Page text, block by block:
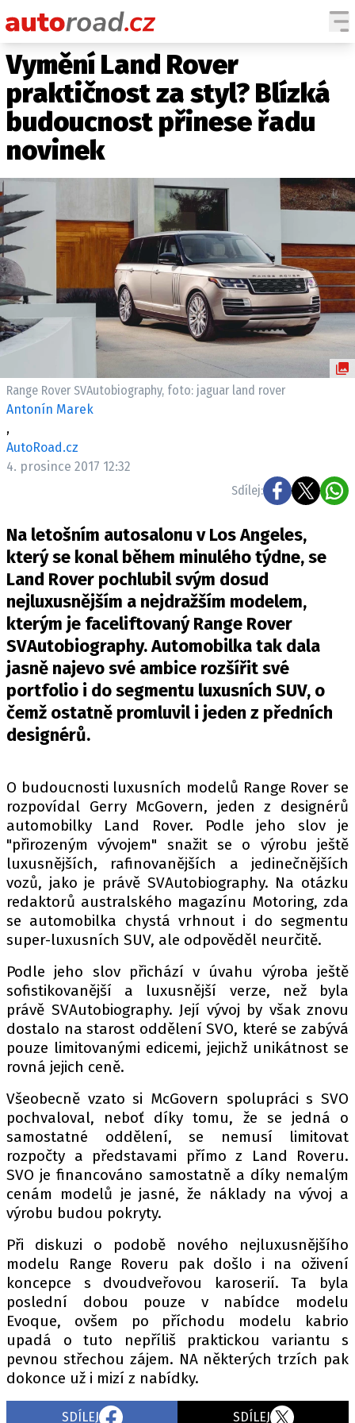
AUTA
TESTY AUT
NOVINKY
HISTORIE
ZAJÍMAVOSTI
TECHNIKA
EKONOMIKA
ČESKÝ TRH
TUNING
PROFI
ELEKTRO
TISKOVKY
ROZHOVORY
DAKAR
Z DOMOVA
ZE SVĚTA
MOTORSPORT
PIT LANE
MEZINÁRODNÍ SCÉNA
SLEDUJTE NÁS NA
Máte příběh, fotku nebo video?
Pošlete e-mail na autoroad.cz
KONTAKT
VYDAVATEL
INZERCE
OSOBNÍ ÚDAJE / COOKIES
Provozovatelem serveru autoroad.cz je
INCORP MEDIA GROUP s.r.o., IČ: 118 23 054
Vymění Land Rover
praktičnost za styl? Blízká
budoucnost přinese řadu
novinek
Range Rover SVAutobiography, foto: jaguar land rover
Antonín Marek
,
AutoRoad.cz
4. prosince 2017 12:32
Sdílej:
Na letošním autosalonu v Los Angeles,
který se konal během minulého týdne, se
Land Rover pochlubil svým dosud
nejluxusnějším a nejdražším modelem,
kterým je faceliftovaný Range Rover
SVAutobiography. Automobilka tak dala
jasně najevo své ambice rozšířit své
portfolio i do segmentu luxusních SUV, o
čemž ostatně promluvil i jeden z předních
designérů.
O budoucnosti luxusních modelů Range Rover se
rozpovídal Gerry McGovern, jeden z designérů
automobilky Land Rover. Podle jeho slov je
"přirozeným vývojem" snažit se o výrobu ještě
luxusnějších, rafinovanějších a jedinečnějších
vozů, jako je právě SVAutobiography. Na otázku
redaktorů australského magazínu Motoring, zda
se automobilka chystá vrhnout i do segmentu
super-luxusních SUV, ale odpověděl neurčitě.
Podle jeho slov přichází v úvahu výroba ještě
sofistikovanější a luxusnější verze, než byla
právě SVAutobiography. Její vývoj by však znovu
dostalo na starost oddělení SVO, které se zabývá
pouze limitovanými edicemi, jejichž unikátnost se
rovná jejich ceně.
Všeobecně vzato si McGovern spolupráci s SVO
pochvaloval, neboť díky tomu, že se jedná o
samostatné oddělení, se nemusí limitovat
rozpočty a představami přímo z Land Roveru.
SVO je financováno samostatně a díky nemalým
cenám modelů je jasné, že náklady na vývoj a
výrobu budou pokryty.
Při diskuzi o podobě nového nejluxusnějšího
modelu Range Roveru pak došlo i na oživení
koncepce s dvoudveřovou karoserií. Ta byla
poslední dobou pouze v nabídce modelu
Evoque, ovšem po příchodu modelu kabrio
upadá o tuto nepříliš praktickou variantu s
pevnou střechou zájem. NA některých trzích pak
dokonce už i mizí z nabídky.
SDÍLEJ SDÍLEJ